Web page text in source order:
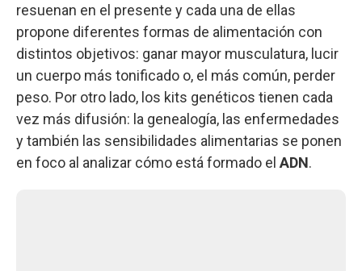
resuenan en el presente y cada una de ellas
propone diferentes formas de alimentación con
distintos objetivos: ganar mayor musculatura, lucir
un cuerpo más tonificado o, el más común, perder
peso. Por otro lado, los kits genéticos tienen cada
vez más difusión: la genealogía, las enfermedades
y también las sensibilidades alimentarias se ponen
en foco al analizar cómo está formado el ADN.